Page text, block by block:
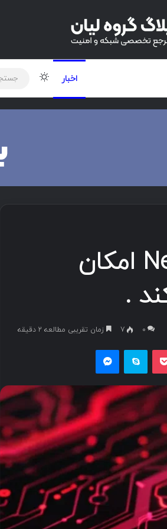
اخبار تغییر
نقض امنیتی Netgear WNR614 امکان
.
۰ 7 زمان تقریبی مطالعه 2 دقیقه
پاکت اسکایپ